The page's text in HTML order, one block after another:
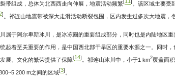
带组成，总体为北西西走向伸展，地震活动频繁[11] 。该区域主要
] 。祁连山地震带被深大走滑活动断裂包围，区内发生过多次大地震
属于阿尔卑斯冰川，是冰冻圈的重要组成部分，同时也是内陆地区
起着至关重要的作用，是中国西北部干旱区的重要水源之一。同时
展、文化的繁荣提供了保障[14] 。祁连山冰川中，小于1 km2覆盖面
200 m之间的区域[3]